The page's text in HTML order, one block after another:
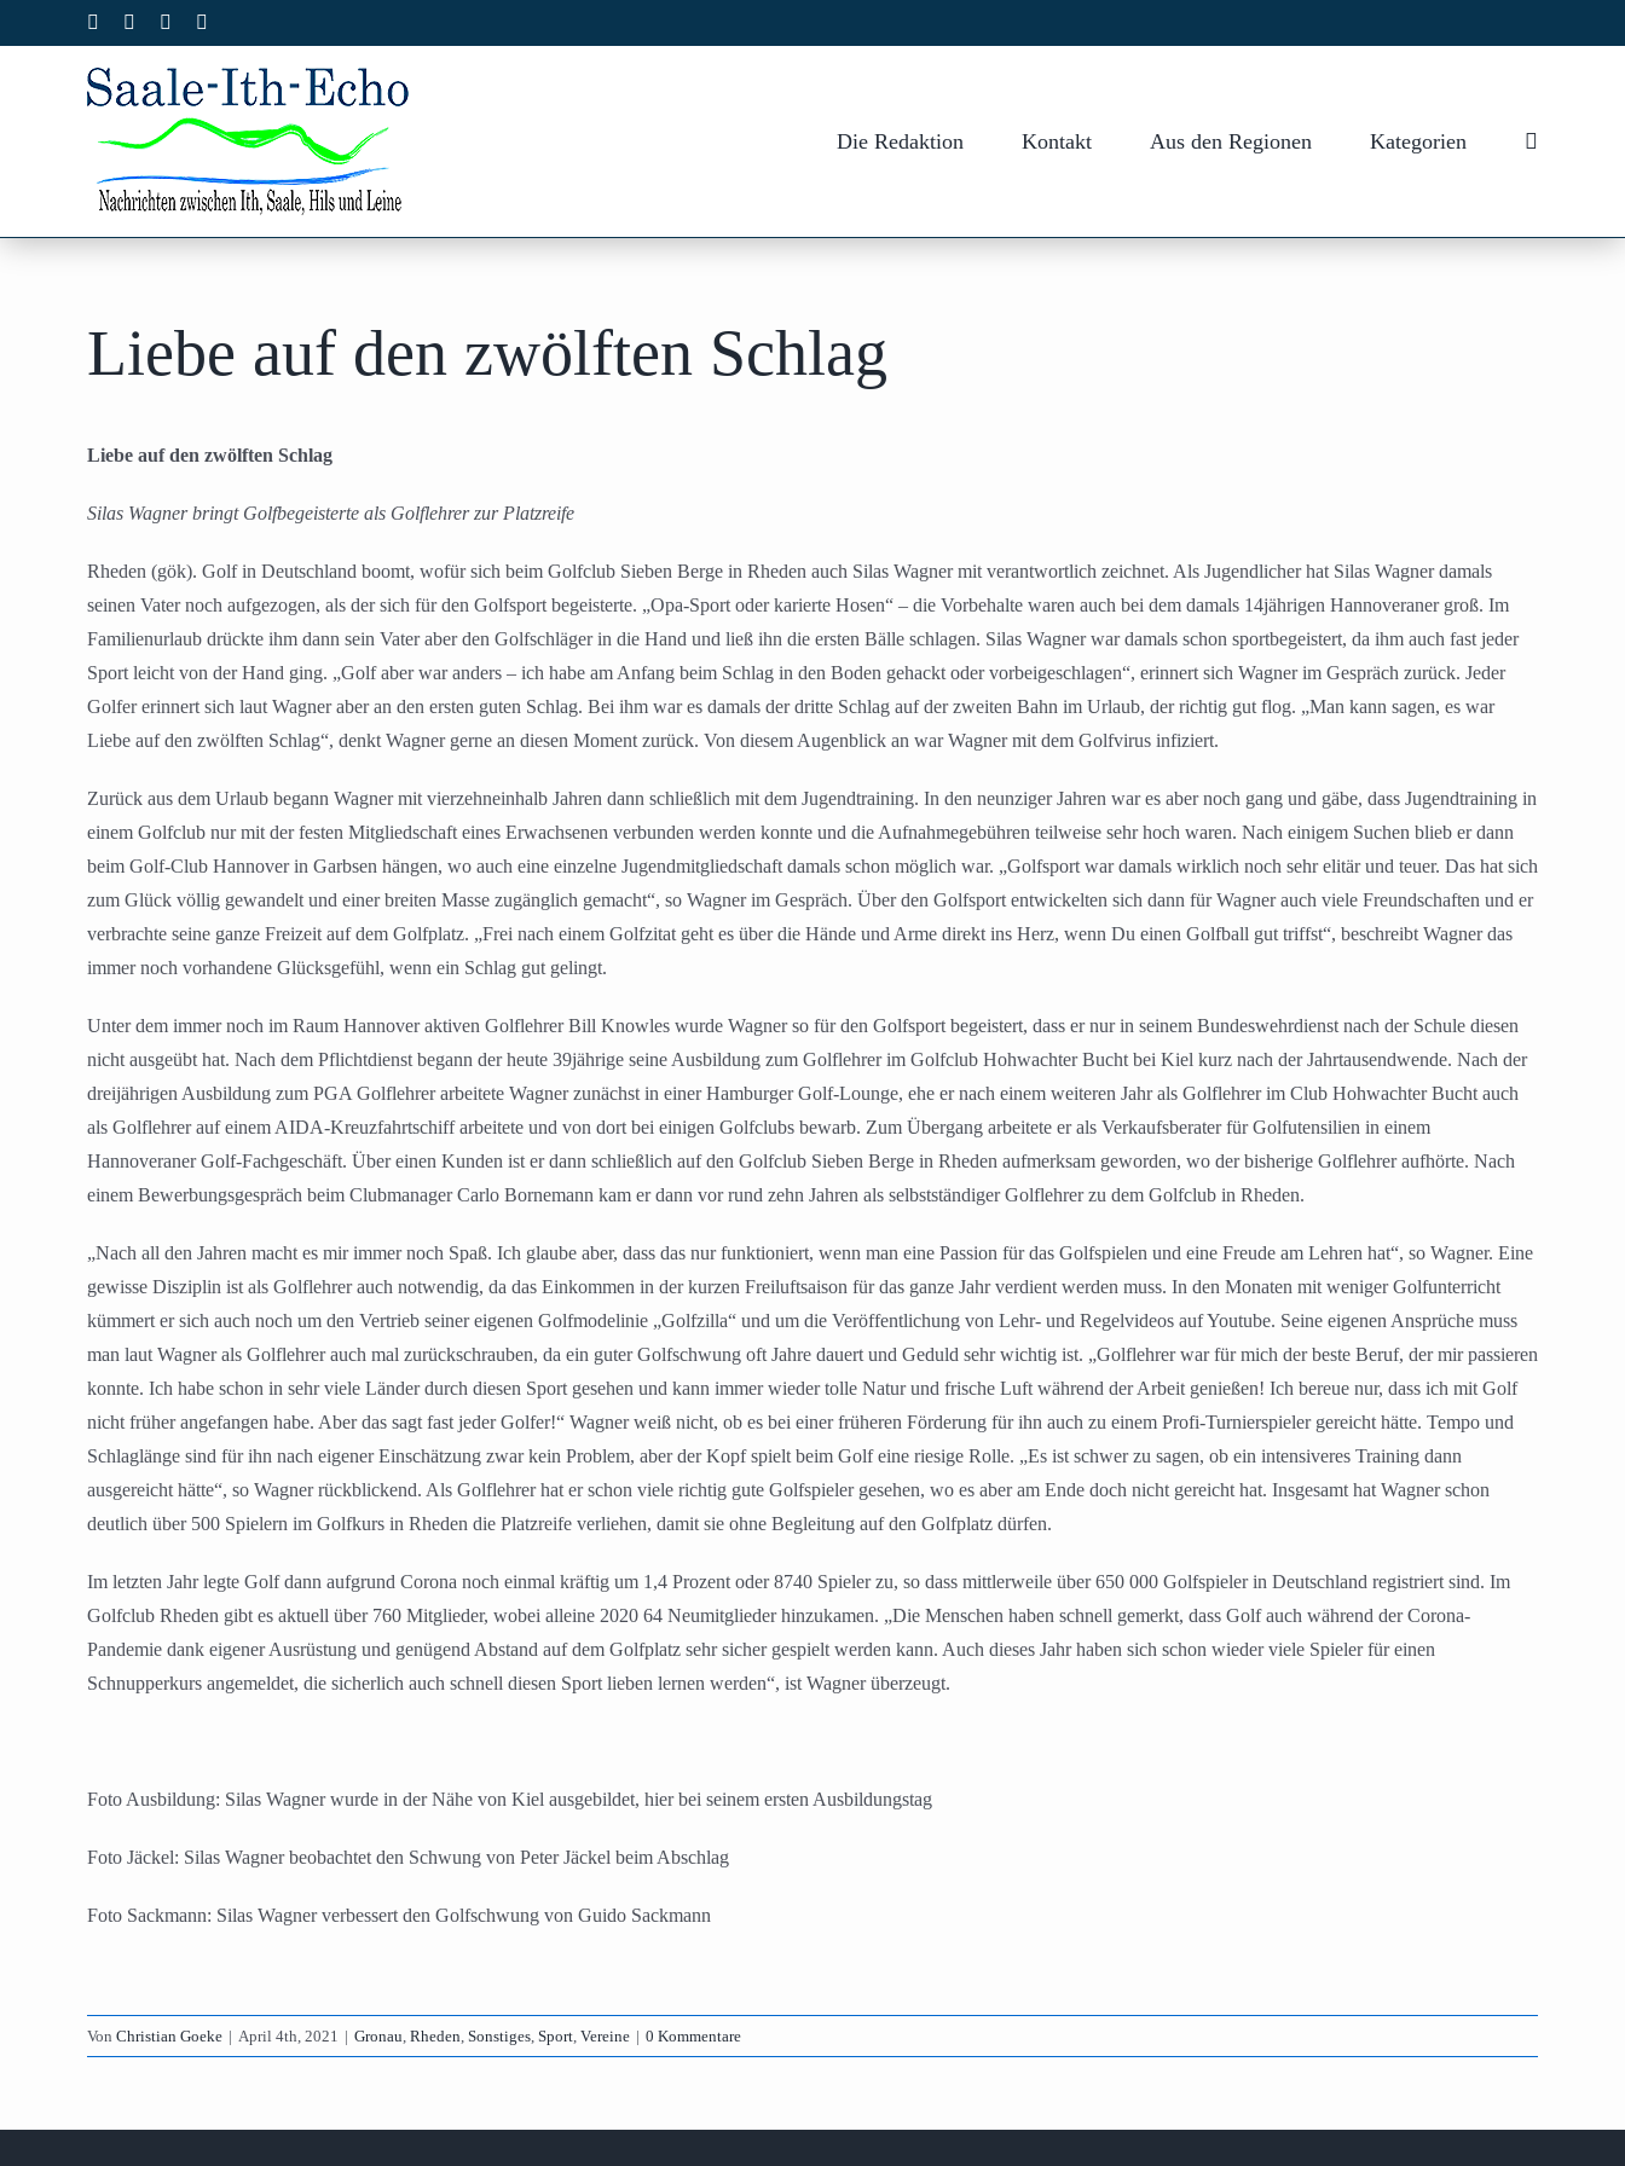
Inhalt
Facebook Instagram
Die Redaktion Kontakt Aus den Regionen Kategorien
Liebe auf den zwölften Schlag
Liebe auf den zwölften Schlag
Silas Wagner bringt Golfbegeisterte als Golflehrer zur Platzreife
Rheden (gök). Golf in Deutschland boomt, wofür sich beim Golfclub Sieben Berge in Rheden auch Silas Wagner mit verantwortlich zeichnet. Als Jugendlicher hat Silas Wagner damals
seinen Vater noch aufgezogen, als der sich für den Golfsport begeisterte. „Opa-Sport oder karierte Hosen“ – die Vorbehalte waren auch bei dem damals 14jährigen Hannoveraner groß. Im
Familienurlaub drückte ihm dann sein Vater aber den Golfschläger in die Hand und ließ ihn die ersten Bälle schlagen. Silas Wagner war damals schon sportbegeistert, da ihm auch fast jeder
Sport leicht von der Hand ging. „Golf aber war anders – ich habe am Anfang beim Schlag in den Boden gehackt oder vorbeigeschlagen“, erinnert sich Wagner im Gespräch zurück. Jeder
Golfer erinnert sich laut Wagner aber an den ersten guten Schlag. Bei ihm war es damals der dritte Schlag auf der zweiten Bahn im Urlaub, der richtig gut flog. „Man kann sagen, es war
Liebe auf den zwölften Schlag“, denkt Wagner gerne an diesen Moment zurück. Von diesem Augenblick an war Wagner mit dem Golfvirus infiziert.
Zurück aus dem Urlaub begann Wagner mit vierzehneinhalb Jahren dann schließlich mit dem Jugendtraining. In den neunziger Jahren war es aber noch gang und gäbe, dass Jugendtraining in
einem Golfclub nur mit der festen Mitgliedschaft eines Erwachsenen verbunden werden konnte und die Aufnahmegebühren teilweise sehr hoch waren. Nach einigem Suchen blieb er dann
beim Golf-Club Hannover in Garbsen hängen, wo auch eine einzelne Jugendmitgliedschaft damals schon möglich war. „Golfsport war damals wirklich noch sehr elitär und teuer. Das hat sich
zum Glück völlig gewandelt und einer breiten Masse zugänglich gemacht“, so Wagner im Gespräch. Über den Golfsport entwickelten sich dann für Wagner auch viele Freundschaften und er
verbrachte seine ganze Freizeit auf dem Golfplatz. „Frei nach einem Golfzitat geht es über die Hände und Arme direkt ins Herz, wenn Du einen Golfball gut triffst“, beschreibt Wagner das
immer noch vorhandene Glücksgefühl, wenn ein Schlag gut gelingt.
Unter dem immer noch im Raum Hannover aktiven Golflehrer Bill Knowles wurde Wagner so für den Golfsport begeistert, dass er nur in seinem Bundeswehrdienst nach der Schule diesen
nicht ausgeübt hat. Nach dem Pflichtdienst begann der heute 39jährige seine Ausbildung zum Golflehrer im Golfclub Hohwachter Bucht bei Kiel kurz nach der Jahrtausendwende. Nach der
dreijährigen Ausbildung zum PGA Golflehrer arbeitete Wagner zunächst in einer Hamburger Golf-Lounge, ehe er nach einem weiteren Jahr als Golflehrer im Club Hohwachter Bucht auch
als Golflehrer auf einem AIDA-Kreuzfahrtschiff arbeitete und von dort bei einigen Golfclubs bewarb. Zum Übergang arbeitete er als Verkaufsberater für Golfutensilien in einem
Hannoveraner Golf-Fachgeschäft. Über einen Kunden ist er dann schließlich auf den Golfclub Sieben Berge in Rheden aufmerksam geworden, wo der bisherige Golflehrer aufhörte. Nach
einem Bewerbungsgespräch beim Clubmanager Carlo Bornemann kam er dann vor rund zehn Jahren als selbstständiger Golflehrer zu dem Golfclub in Rheden.
„Nach all den Jahren macht es mir immer noch Spaß. Ich glaube aber, dass das nur funktioniert, wenn man eine Passion für das Golfspielen und eine Freude am Lehren hat“, so Wagner. Eine
gewisse Disziplin ist als Golflehrer auch notwendig, da das Einkommen in der kurzen Freiluftsaison für das ganze Jahr verdient werden muss. In den Monaten mit weniger Golfunterricht
kümmert er sich auch noch um den Vertrieb seiner eigenen Golfmodelinie „Golfzilla“ und um die Veröffentlichung von Lehr- und Regelvideos auf Youtube. Seine eigenen Ansprüche muss
man laut Wagner als Golflehrer auch mal zurückschrauben, da ein guter Golfschwung oft Jahre dauert und Geduld sehr wichtig ist. „Golflehrer war für mich der beste Beruf, der mir passieren
konnte. Ich habe schon in sehr viele Länder durch diesen Sport gesehen und kann immer wieder tolle Natur und frische Luft während der Arbeit genießen! Ich bereue nur, dass ich mit Golf
nicht früher angefangen habe. Aber das sagt fast jeder Golfer!“ Wagner weiß nicht, ob es bei einer früheren Förderung für ihn auch zu einem Profi-Turnierspieler gereicht hätte. Tempo und
Schlaglänge sind für ihn nach eigener Einschätzung zwar kein Problem, aber der Kopf spielt beim Golf eine riesige Rolle. „Es ist schwer zu sagen, ob ein intensiveres Training dann
ausgereicht hätte“, so Wagner rückblickend. Als Golflehrer hat er schon viele richtig gute Golfspieler gesehen, wo es aber am Ende doch nicht gereicht hat. Insgesamt hat Wagner schon
deutlich über 500 Spielern im Golfkurs in Rheden die Platzreife verliehen, damit sie ohne Begleitung auf den Golfplatz dürfen.
Im letzten Jahr legte Golf dann aufgrund Corona noch einmal kräftig um 1,4 Prozent oder 8740 Spieler zu, so dass mittlerweile über 650 000 Golfspieler in Deutschland registriert sind. Im
Golfclub Rheden gibt es aktuell über 760 Mitglieder, wobei alleine 2020 64 Neumitglieder hinzukamen. „Die Menschen haben schnell gemerkt, dass Golf auch während der Corona-
Pandemie dank eigener Ausrüstung und genügend Abstand auf dem Golfplatz sehr sicher gespielt werden kann. Auch dieses Jahr haben sich schon wieder viele Spieler für einen
Schnupperkurs angemeldet, die sicherlich auch schnell diesen Sport lieben lernen werden“, ist Wagner überzeugt.
Foto Ausbildung: Silas Wagner wurde in der Nähe von Kiel ausgebildet, hier bei seinem ersten Ausbildungstag
Foto Jäckel: Silas Wagner beobachtet den Schwung von Peter Jäckel beim Abschlag
Foto Sackmann: Silas Wagner verbessert den Golfschwung von Guido Sackmann
Von Christian Goeke | April 4th, 2021 | Gronau, Rheden, Sonstiges, Sport, Vereine | 0 Kommentare